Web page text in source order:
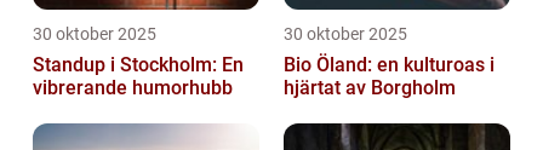
30 oktober 2025
Standup i Stockholm: En
vibrerande humorhubb
30 oktober 2025
Bio Öland: en kulturoas i
hjärtat av Borgholm